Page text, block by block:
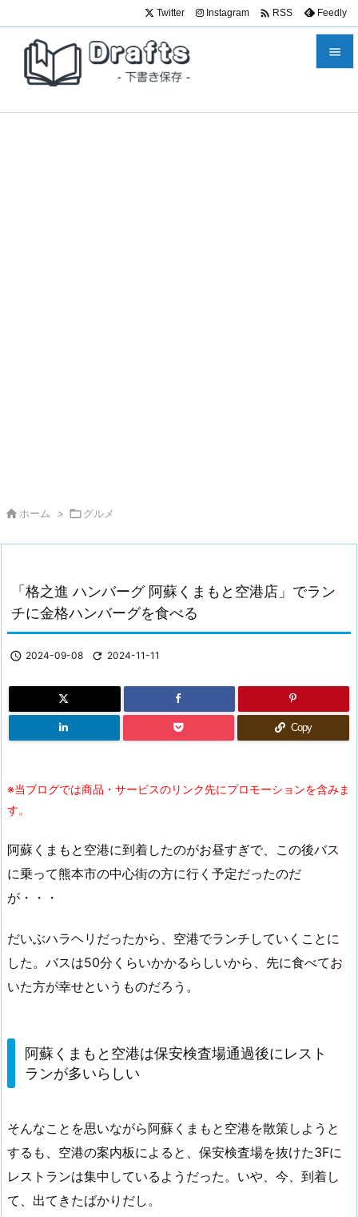

Twitter Instagram  RSS Feedly
 ホーム > グルメ
「格之進 ハンバーグ 阿蘇くまもと空港店」でラン
チに金格ハンバーグを食べる
 2024-09-08  2024-11-11
Copy
※当ブログでは商品・サービスのリンク先にプロモーションを含みま
す。
阿蘇くまもと空港に到着したのがお昼すぎで、この後バス
に乗って熊本市の中心街の方に行く予定だったのだ
が・・・
だいぶハラヘリだったから、空港でランチしていくことに
した。バスは50分くらいかかるらしいから、先に食べてお
いた方が幸せというものだろう。
阿蘇くまもと空港は保安検査場通過後にレスト
ランが多いらしい
そんなことを思いながら阿蘇くまもと空港を散策しようと
するも、空港の案内板によると、保安検査場を抜けた3Fに
レストランは集中しているようだった。いや、今、到着し
て、出てきたばかりだし。